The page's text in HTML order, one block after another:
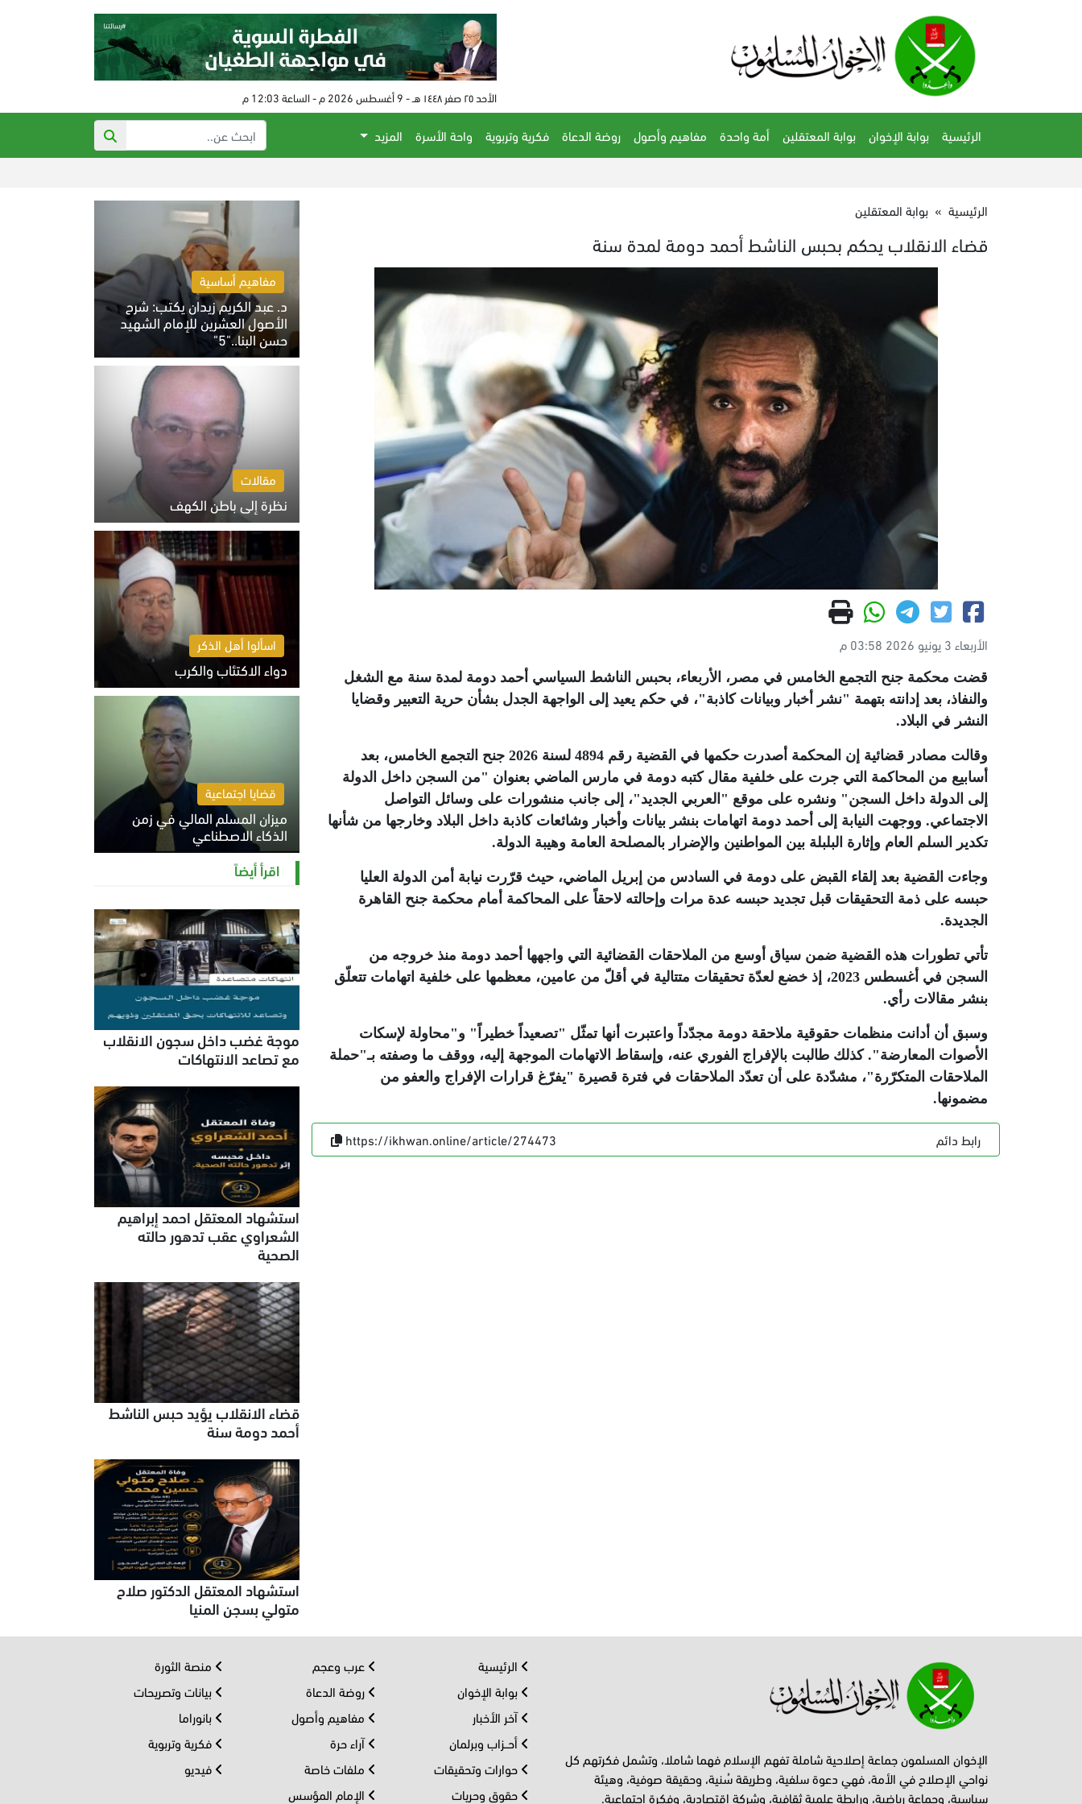
الأحد ٢٥ صفر ١٤٤٨ هـ - 9 أغسطس 2026 م - الساعة 12:03 م
الرئيسية بوابة الإخوان بوابة المعتقلين أمة واحدة مفاهيم وأصول روضة الدعاة فكرية وتربوية واحة الأسرة
المزيد
الرئيسية » بوابة المعتقلين
قضاء الانقلاب يحكم بحبس الناشط أحمد دومة لمدة سنة
الأربعاء 3 يونيو 2026 03:58 م
قضت محكمة جنح التجمع الخامس في مصر، الأربعاء، بحبس الناشط السياسي أحمد دومة لمدة سنة مع الشغل
والنفاذ، بعد إدانته بتهمة "نشر أخبار وبيانات كاذبة"، في حكم يعيد إلى الواجهة الجدل بشأن حرية التعبير وقضايا
النشر في البلاد.
وقالت مصادر قضائية إن المحكمة أصدرت حكمها في القضية رقم 4894 لسنة 2026 جنح التجمع الخامس، بعد
أسابيع من المحاكمة التي جرت على خلفية مقال كتبه دومة في مارس الماضي بعنوان "من السجن داخل الدولة
إلى الدولة داخل السجن" ونشره على موقع "العربي الجديد"، إلى جانب منشورات على وسائل التواصل
الاجتماعي. ووجهت النيابة إلى أحمد دومة اتهامات بنشر بيانات وأخبار وشائعات كاذبة داخل البلاد وخارجها من شأنها
تكدير السلم العام وإثارة البلبلة بين المواطنين والإضرار بالمصلحة العامة وهيبة الدولة.
وجاءت القضية بعد إلقاء القبض على دومة في السادس من إبريل الماضي، حيث قرّرت نيابة أمن الدولة العليا
حبسه على ذمة التحقيقات قبل تجديد حبسه عدة مرات وإحالته لاحقاً على المحاكمة أمام محكمة جنح القاهرة
الجديدة.
تأتي تطورات هذه القضية ضمن سياق أوسع من الملاحقات القضائية التي واجهها أحمد دومة منذ خروجه من
السجن في أغسطس 2023، إذ خضع لعدّة تحقيقات متتالية في أقلّ من عامين، معظمها على خلفية اتهامات تتعلّق
بنشر مقالات رأي.
وسبق أن أدانت منظمات حقوقية ملاحقة دومة مجدّداً واعتبرت أنها تمثّل "تصعيداً خطيراً" و"محاولة لإسكات
الأصوات المعارضة". كذلك طالبت بالإفراج الفوري عنه، وإسقاط الاتهامات الموجهة إليه، ووقف ما وصفته بـ"حملة
الملاحقات المتكرّرة"، مشدّدة على أن تعدّد الملاحقات في فترة قصيرة "يفرّغ قرارات الإفراج والعفو من
مضمونها.
رابط دائم https://ikhwan.online/article/274473
مفاهيم أساسية
د. عبد الكريم زيدان يكتب: شرح
الأصول العشرين للإمام الشهيد
حسن البنا.."5"
السبت 8 أغسطس 2026 10:46 ص
مقالات
نظرة إلى باطن الكهف
السبت 8 أغسطس 2026 11:04 ص
اسألوا أهل الذكر
دواء الاكتئاب والكرب
السبت 8 أغسطس 2026 10:54 ص
قضايا اجتماعية
ميزان المسلم المالي في زمن
الذكاء الاصطناعي
السبت 8 أغسطس 2026 11:21 ص
اقرأ أيضاً
موجة غضب داخل سجون الانقلاب
مع تصاعد الانتهاكات
استشهاد المعتقل احمد إبراهيم
الشعراوي عقب تدهور حالته
الصحية
قضاء الانقلاب يؤيد حبس الناشط
أحمد دومة سنة
استشهاد المعتقل الدكتور صلاح
متولي بسجن المنيا
الإخوان المسلمون جماعة إصلاحية شاملة تفهم الإسلام فهما شاملا، وتشمل فكرتهم كل
نواحي الإصلاح في الأمة، فهي دعوة سلفية، وطريقة سُنية، وحقيقة صوفية، وهيئة
سياسية، وجماعة رياضية، ورابطة علمية ثقافية، وشركة اقتصادية، وفكرة اجتماعية.
الرئيسية
بوابة الإخوان
آخر الأخبار
أحــزاب وبرلمان
حوارات وتحقيقات
حقوق وحريات
عرب وعجم
روضة الدعاة
مفاهيم وأصول
آراء حرة
ملفات خاصة
الإمام المؤسس
منصة الثورة
بيانات وتصريحات
بانوراما
فكرية وتربوية
فيديو